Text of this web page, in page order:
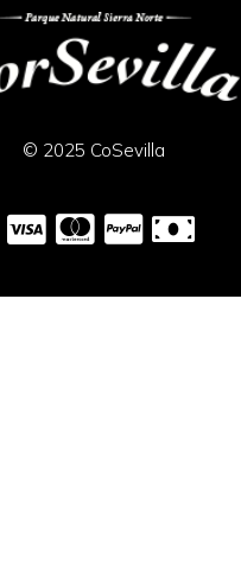
© 2025 CoSevilla